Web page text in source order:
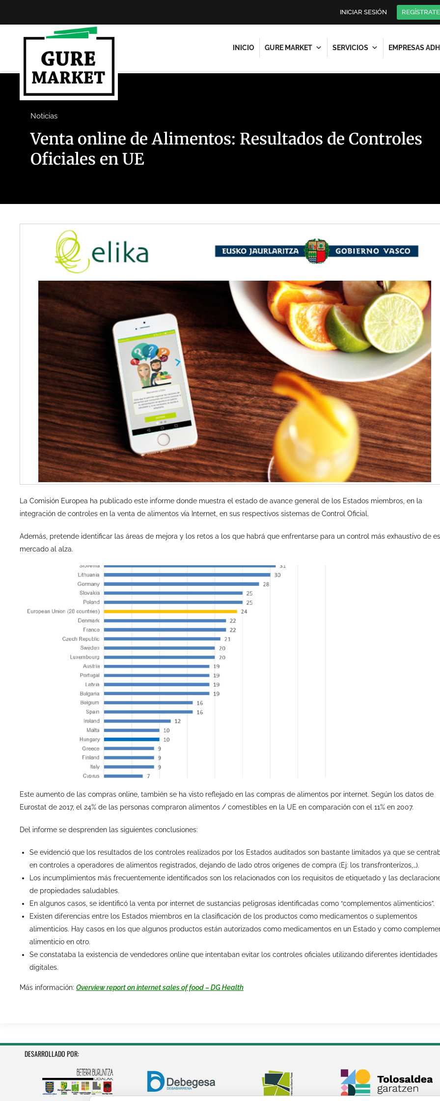
INICIAR SESIÓN REGÍSTRATE
INICIO GURE MARKET SERVICIOS EMPRESAS
Noticias
Venta online de Alimentos: Resultados de Controles
Oficiales en UE
La Comisión Europea ha publicado este informe donde muestra el estado de avance general de los Estados miembros, en la
integración de controles en la venta de alimentos vía Internet, en sus respectivos sistemas de Control Oficial.
Además, pretende identificar las áreas de mejora y los retos a los que habrá que enfrentarse para un control más exhaustivo de
mercado al alza.
Este aumento de las compras online, también se ha visto reflejado en las compras de alimentos por internet. Según los datos de
Eurostat de 2017, el 24% de las personas compraron alimentos / comestibles en la UE en comparación con el 11% en 2007.
Del informe se desprenden las siguientes conclusiones:
Se evidenció que los resultados de los controles realizados por los Estados auditados son bastante limitados ya que se
en controles a operadores de alimentos registrados, dejando de lado otros orígenes de compra (Ej: los transfronterizos,…).
Los incumplimientos más frecuentemente identificados son los relacionados con los requisitos de etiquetado y las
de propiedades saludables.
En algunos casos, se identificó la venta por internet de sustancias peligrosas identificadas como “complementos alimenticios”.
Existen diferencias entre los Estados miembros en la clasificación de los productos como medicamentos o suplementos
alimenticios. Hay casos en los que algunos productos están autorizados como medicamentos en un Estado y como
alimenticio en otro.
Se constataba la existencia de vendedores online que intentaban evitar los controles oficiales utilizando diferentes identidades
digitales.
Más información: Overview report on internet sales of food – DG Health
DESARROLLADO POR: